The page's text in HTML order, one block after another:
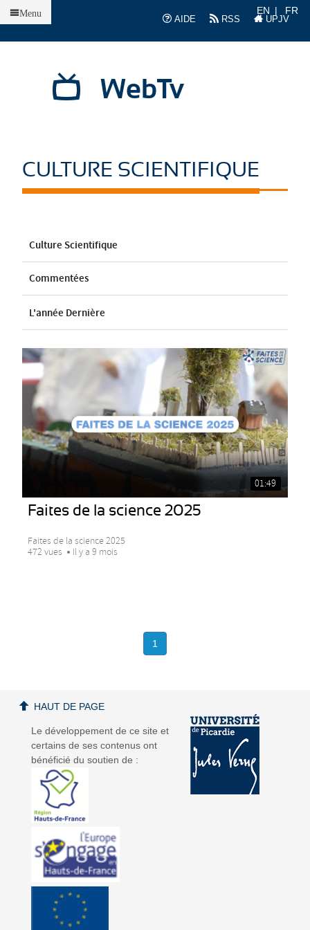
AIDE
RSS UPJV
EN FR
WebTv
Menu
CULTURE SCIENTIFIQUE
Culture Scientifique
Commentées
L'année Dernière
01:49
Faites de la science 2025
Faites de la science 2025
472 vues
Il y a 9 mois
1
Le développement de ce site et
certains de ses contenus ont
bénéficié du soutien de :
HAUT DE PAGE